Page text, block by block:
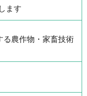
ます
る農作物・家畜技術